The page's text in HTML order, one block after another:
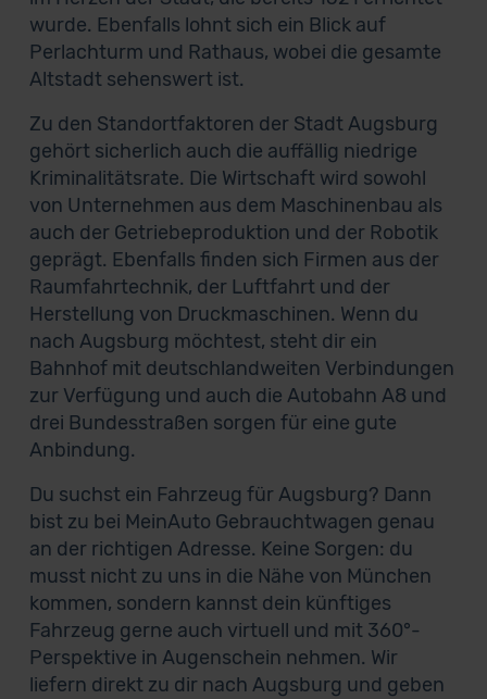
wurde. Ebenfalls lohnt sich ein Blick auf
Perlachturm und Rathaus, wobei die gesamte
Altstadt sehenswert ist.
Zu den Standortfaktoren der Stadt Augsburg
gehört sicherlich auch die auffällig niedrige
Kriminalitätsrate. Die Wirtschaft wird sowohl
von Unternehmen aus dem Maschinenbau als
auch der Getriebeproduktion und der Robotik
geprägt. Ebenfalls finden sich Firmen aus der
Raumfahrtechnik, der Luftfahrt und der
Herstellung von Druckmaschinen. Wenn du
nach Augsburg möchtest, steht dir ein
Bahnhof mit deutschlandweiten Verbindungen
zur Verfügung und auch die Autobahn A8 und
drei Bundesstraßen sorgen für eine gute
Anbindung.
Du suchst ein Fahrzeug für Augsburg? Dann
bist zu bei MeinAuto Gebrauchtwagen genau
an der richtigen Adresse. Keine Sorgen: du
musst nicht zu uns in die Nähe von München
kommen, sondern kannst dein künftiges
Fahrzeug gerne auch virtuell und mit 360°-
Perspektive in Augenschein nehmen. Wir
liefern direkt zu dir nach Augsburg und geben